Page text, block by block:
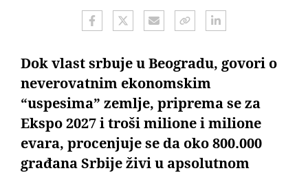
Dok vlast srbuje u Beogradu, govori o
neverovatnim ekonomskim
“uspesima” zemlje, priprema se za
Ekspo 2027 i troši milione i milione
evara, procenjuje se da oko 800.000
građana Srbije živi u apsolutnom